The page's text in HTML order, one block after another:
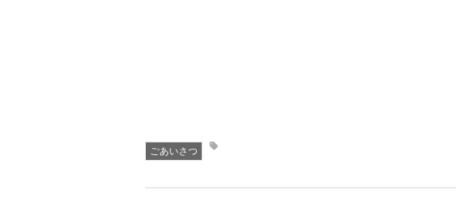
ごあいさつ